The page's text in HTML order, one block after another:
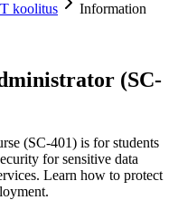
koolitus
Information
(SC-
(SC-401) is for students
for sensitive data
Learn how to protect